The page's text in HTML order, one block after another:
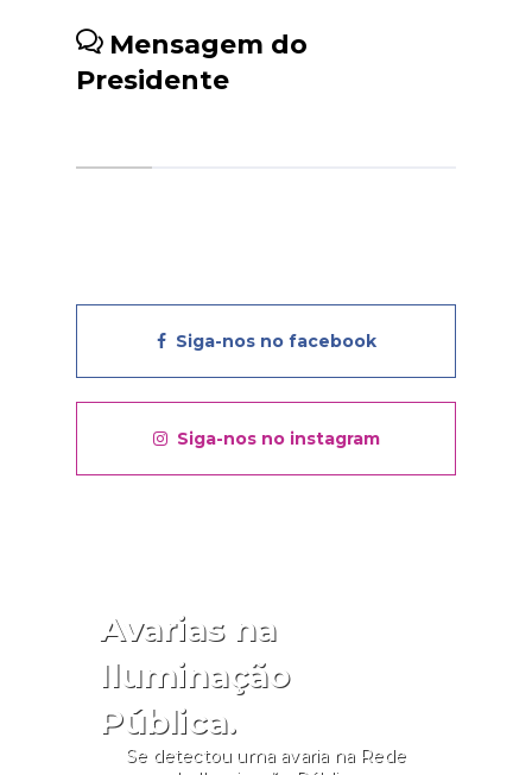
Mensagem do
Presidente
Siga-nos no facebook
Siga-nos no instagram
Avarias na
Iluminação
Pública.
Se detectou uma avaria na Rede